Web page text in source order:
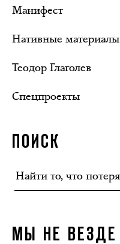
Манифест
Нативные материалы
Теодор Глаголев
Спецпроекты
ПОИСК
МЫ НЕ ВЕЗДЕ